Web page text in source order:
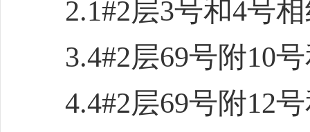
2.1#2层3号和4号
3.4#2层69号附10号
4.4#2层69号附12